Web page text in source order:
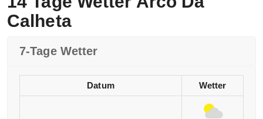
Calheta
7-Tage Wetter
Datum Wetter